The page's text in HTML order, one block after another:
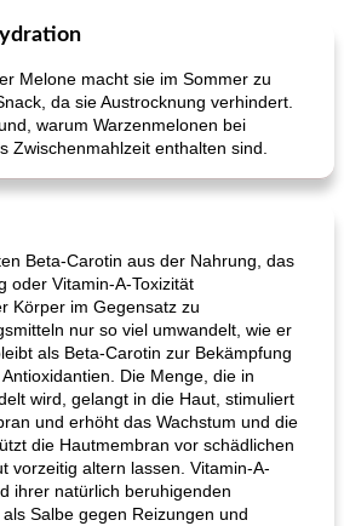
35min
Tandoori Lammspiesse mit Raita und Couscous
Melone macht sie im Sommer zu
da sie Austrocknung verhindert.
warum Warzenmelonen bei
Zwischenmahlzeit enthalten sind.
Beta-Carotin aus der Nahrung, das
oder Vitamin-A-Toxizität
Körper im Gegensatz zu
nur so viel umwandelt, wie er
als Beta-Carotin zur Bekämpfung
Die Menge, die in
wird, gelangt in die Haut, stimuliert
und erhöht das Wachstum und die
die Hautmembran vor schädlichen
vorzeitig altern lassen. Vitamin-A-
ihrer natürlich beruhigenden
Salbe gegen Reizungen und